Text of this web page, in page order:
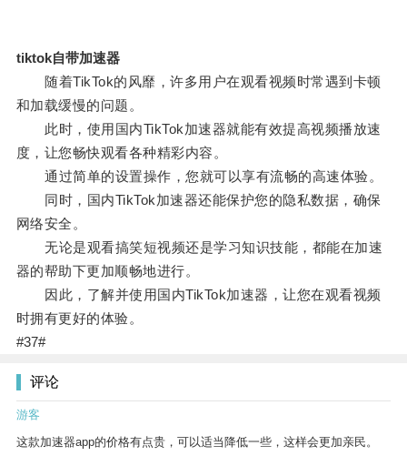
tiktok自带加速器
随着TikTok的风靡，许多用户在观看视频时常遇到卡顿
和加载缓慢的问题。
此时，使用国内TikTok加速器就能有效提高视频播放速
度，让您畅快观看各种精彩内容。
通过简单的设置操作，您就可以享有流畅的高速体验。
同时，国内TikTok加速器还能保护您的隐私数据，确保
网络安全。
无论是观看搞笑短视频还是学习知识技能，都能在加速
器的帮助下更加顺畅地进行。
因此，了解并使用国内TikTok加速器，让您在观看视频
时拥有更好的体验。
#37#
评论
游客
这款加速器app的价格有点贵，可以适当降低一些，这样会更加亲民。